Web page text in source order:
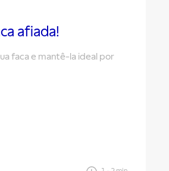
afiada!
faca e mantê-la ideal por